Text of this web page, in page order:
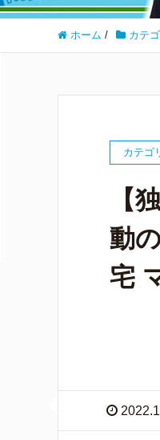
ホーム / カテ
カテゴ
【
動
宅